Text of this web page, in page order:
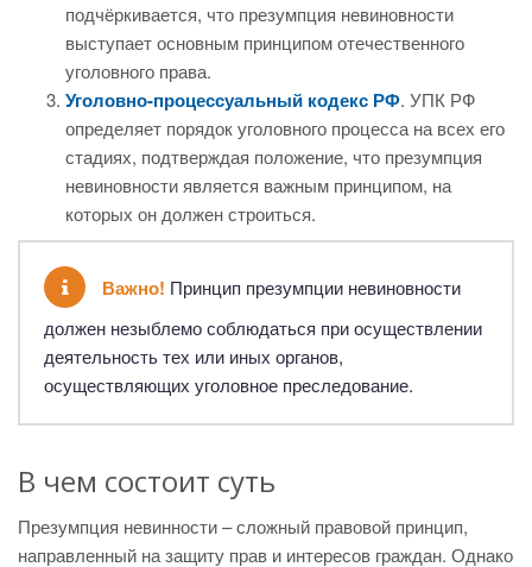
подчёркивается, что презумпция невиновности
выступает основным принципом отечественного
уголовного права.
Уголовно-процессуальный кодекс РФ. УПК РФ
определяет порядок уголовного процесса на всех его
стадиях, подтверждая положение, что презумпция
невиновности является важным принципом, на
которых он должен строиться.
Важно! Принцип презумпции невиновности
должен незыблемо соблюдаться при осуществлении
деятельность тех или иных органов,
осуществляющих уголовное преследование.
В чем состоит суть
Презумпция невинности – сложный правовой принцип,
направленный на защиту прав и интересов граждан. Однако